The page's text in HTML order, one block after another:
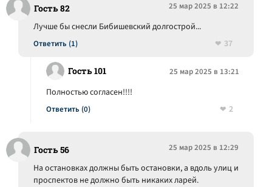
Гость 82 25 мар 2025 в 12:22
Ответить (1)
Лучше бы снесли Бибишевский долгострой...
37
Гость 101 25 мар 2025 в 13:21
Ответить (0)
Полностью согласен!!!!
2
Гость 56 25 мар 2025 в 12:29
На остановках должны быть остановки, а вдоль улиц и
проспектов не должно быть никаких ларей.